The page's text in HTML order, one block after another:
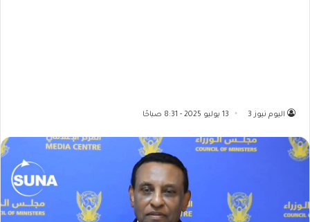
اليوم نيوز 3 13 يوليو 2025 - 8:31 صباحًا